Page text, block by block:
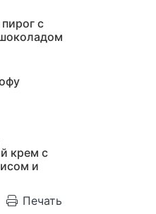
с
крем с
и
Печать